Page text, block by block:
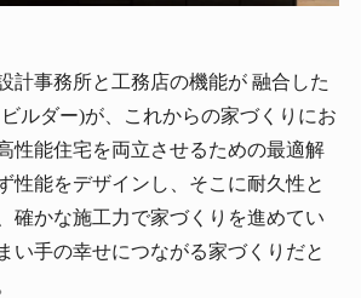
計事務所と工務店の機能が 融合した
ルダー)が、これからの家づくりにお
性能住宅を両立させるための最適解
性能をデザインし、そこに耐久性と
確かな施工力で家づくりを進めてい
い手の幸せにつながる家づくりだと